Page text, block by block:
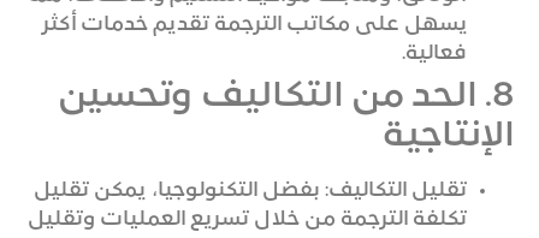
يسهل على مكاتب الترجمة تقديم خدمات أكثر
فعالية.
8. الحد من التكاليف وتحسين
الإنتاجية
تقليل التكاليف: بفضل التكنولوجيا، يمكن تقليل
تكلفة الترجمة من خلال تسريع العمليات وتقليل